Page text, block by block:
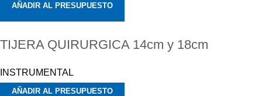
AÑADIR AL PRESUPUESTO
TIJERA QUIRURGICA 14cm y 18cm
INSTRUMENTAL
AÑADIR AL PRESUPUESTO